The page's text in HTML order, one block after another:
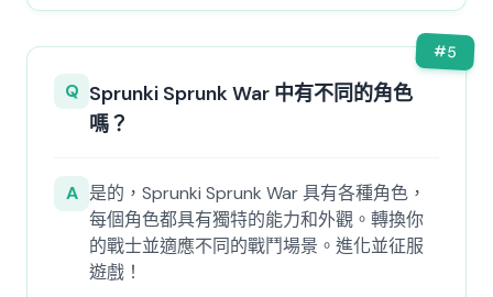
#5
Q Sprunki Sprunk War 中有不同的角色
嗎？
A 是的，Sprunki Sprunk War 具有各種角色，
每個角色都具有獨特的能力和外觀。轉換你
的戰士並適應不同的戰鬥場景。進化並征服
遊戲！